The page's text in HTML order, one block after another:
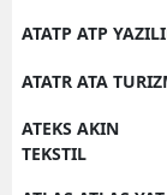
ATATP ATP
ATATR ATA
ATEKS AKIN
TEKSTIL